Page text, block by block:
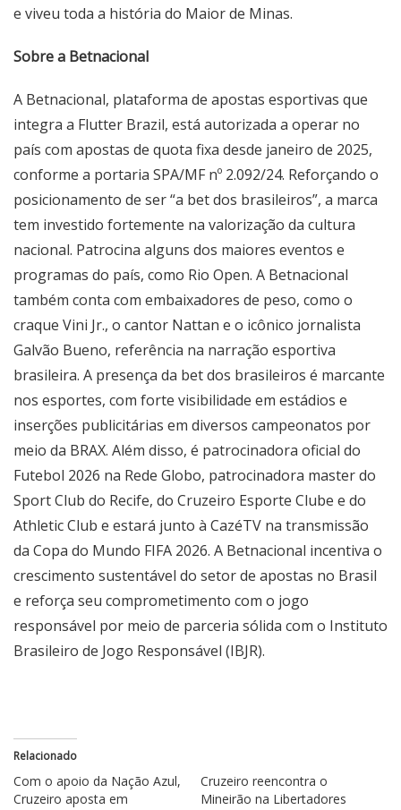
e viveu toda a história do Maior de Minas.
Sobre a Betnacional
A Betnacional, plataforma de apostas esportivas que
integra a Flutter Brazil, está autorizada a operar no
país com apostas de quota fixa desde janeiro de 2025,
conforme a portaria SPA/MF nº 2.092/24. Reforçando o
posicionamento de ser “a bet dos brasileiros”, a marca
tem investido fortemente na valorização da cultura
nacional. Patrocina alguns dos maiores eventos e
programas do país, como Rio Open. A Betnacional
também conta com embaixadores de peso, como o
craque Vini Jr., o cantor Nattan e o icônico jornalista
Galvão Bueno, referência na narração esportiva
brasileira. A presença da bet dos brasileiros é marcante
nos esportes, com forte visibilidade em estádios e
inserções publicitárias em diversos campeonatos por
meio da BRAX. Além disso, é patrocinadora oficial do
Futebol 2026 na Rede Globo, patrocinadora master do
Sport Club do Recife, do Cruzeiro Esporte Clube e do
Athletic Club e estará junto à CazéTV na transmissão
da Copa do Mundo FIFA 2026. A Betnacional incentiva o
crescimento sustentável do setor de apostas no Brasil
e reforça seu comprometimento com o jogo
responsável por meio de parceria sólida com o Instituto
Brasileiro de Jogo Responsável (IBJR).
Relacionado
Com o apoio da Nação Azul,
Cruzeiro aposta em
Cruzeiro reencontra o
Mineirão na Libertadores